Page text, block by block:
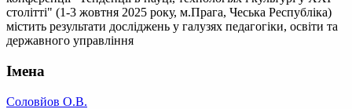
столітті" (1-3 жовтня 2025 року, м.Прага, Чеська Республіка)
містить результати досліджень у галузях педагогіки, освіти та
державного управління
Імена
Соловйов О.В.